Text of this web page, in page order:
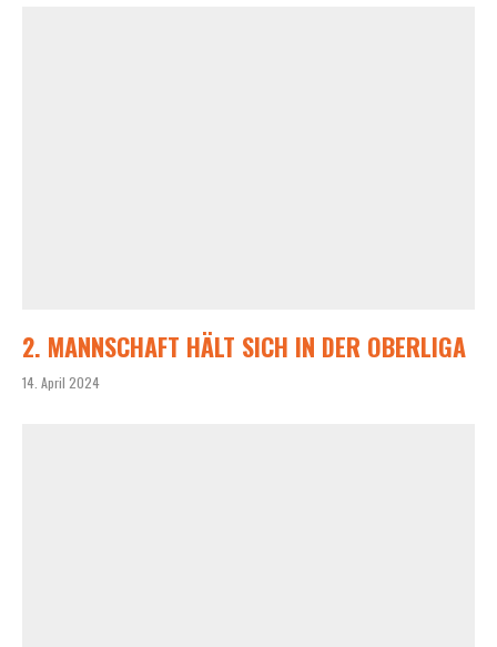
2. MANNSCHAFT HÄLT SICH IN DER OBERLIGA
14. April 2024